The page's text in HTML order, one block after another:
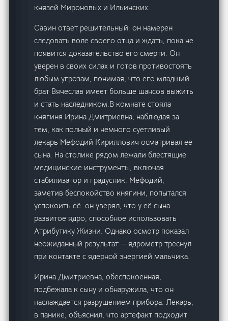
князей Мироновых и Ильинских.
Савин ответ решительный: он намерен
следовать воле своего отца и ждать, пока не
появится доказательство его смерти. Он
уверен в своих силах и готов противостоять
любым угрозам, понимая, что его младший
брат Вячеслав имеет больше шансов выжить
и стать наследником.В комнате стояла
княгиня Ирина Дмитриевна, наблюдая за
тем, как полный и немного суетливый
лекарь Мефодий Кириллович осматривал её
сына. На столике рядом лежали блестящие
медицинские инструменты, включая
стабилизатор и градусник. Мефодий,
заметив беспокойство княгини, попытался
успокоить её: он уверял, что у её сына
развитое ядро, способное использовать
Атрибутику Жизни. Однако осмотр показал
неожиданный результат — ядрометр треснул
при контакте с ядерной энергией мальчика.
Ирина Дмитриевна, обеспокоенная,
подбежала к сыну и обнаружила, что он
наслаждается разрушением прибора. Лекарь,
в панике, объяснил, что артефакт подходит